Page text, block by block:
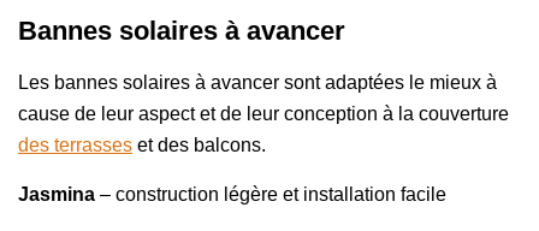
Bannes solaires à avancer
Les bannes solaires à avancer sont adaptées le mieux à
cause de leur aspect et de leur conception à la couverture
des terrasses et des balcons.
Jasmina – construction légère et installation facile